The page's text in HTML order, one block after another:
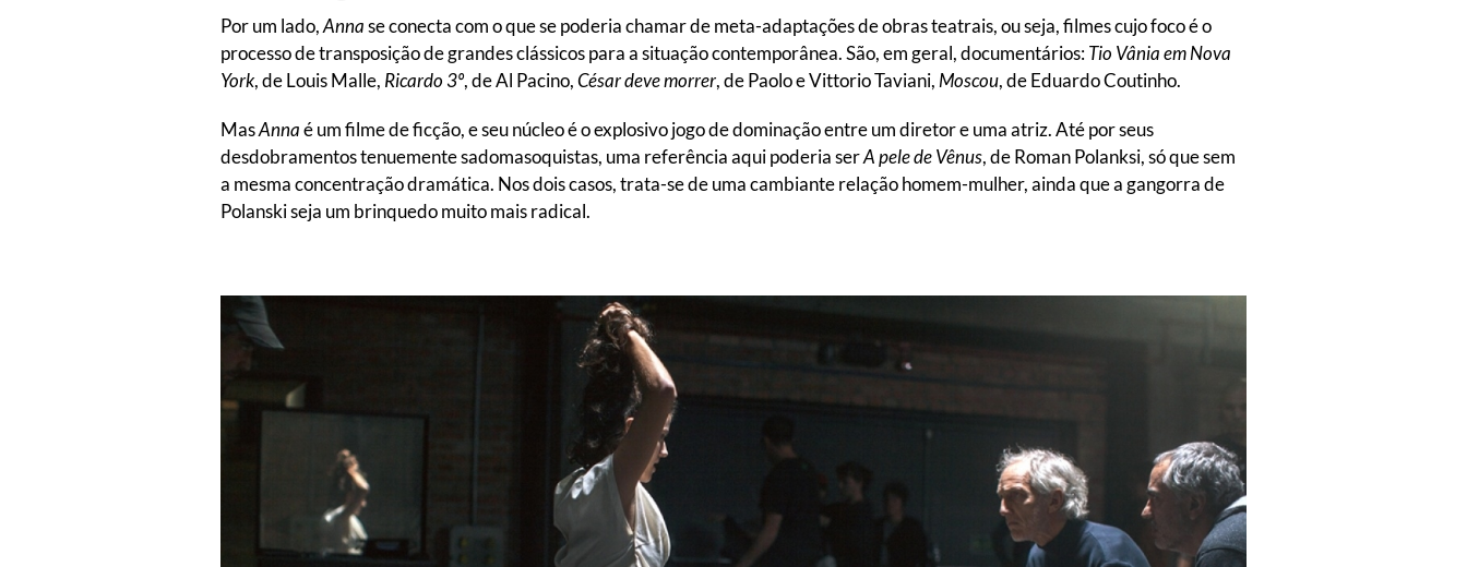
Por um lado,Annase conecta com o que se poderia chamar de meta-adaptações de obras teatrais, ou seja, filmes cujo foco é o
processo de transposição de grandes clássicos para a situação contemporânea. São, em geral, documentários:Tio Vânia em Nova
York, de Louis Malle, Ricardo 3º, de Al Pacino,César deve morrer, de Paolo e Vittorio Taviani, Moscou, de Eduardo Coutinho.
MasAnnaé um filme de ficção, e seu núcleo é o explosivo jogo de dominação entre um diretor e uma atriz. Até por seus
desdobramentos tenuemente sadomasoquistas, uma referência aqui poderia serA pele de Vênus, de Roman Polanksi, só que sem
a mesma concentração dramática. Nos dois casos, trata-se de uma cambiante relação homem-mulher, ainda que a gangorra de
Polanski seja um brinquedo muito mais radical.